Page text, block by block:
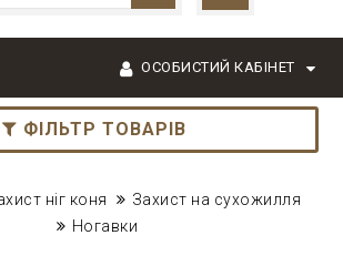
ОСОБИСТИЙ КАБІНЕТ
ФІЛЬТР ТОВАРІВ
ніг коня
Захист на сухожилля
Ногавки